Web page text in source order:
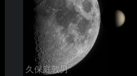
久保庭敦男